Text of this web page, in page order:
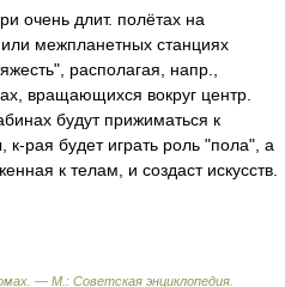
очень длит. полётах на
межпланетных станциях
располагая, напр.,
вращающихся вокруг центр.
будут прижиматься к
к-рая будет играть роль "пола", а
к телам, и создаст искусств.
— М.: Советская энциклопедия